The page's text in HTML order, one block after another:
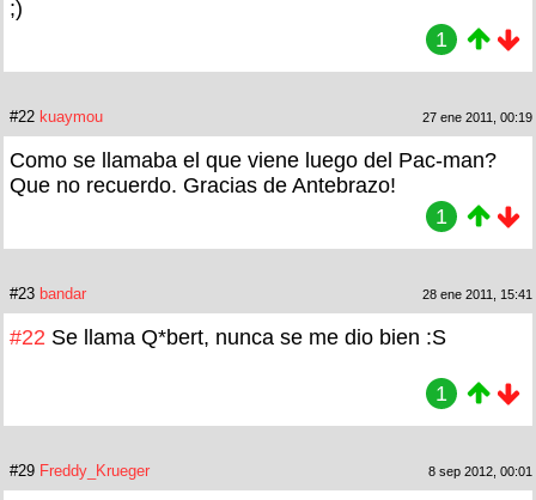
;)
1
#22 kuaymou 27 ene 2011, 00:19
Como se llamaba el que viene luego del Pac-man?
Que no recuerdo. Gracias de Antebrazo!
1
#23 bandar 28 ene 2011, 15:41
#22 Se llama Q*bert, nunca se me dio bien :S
1
#29 Freddy_Krueger 8 sep 2012, 00:01